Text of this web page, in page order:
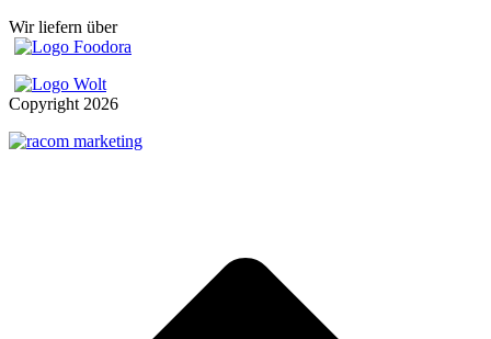
Wir liefern über
Copyright 2026